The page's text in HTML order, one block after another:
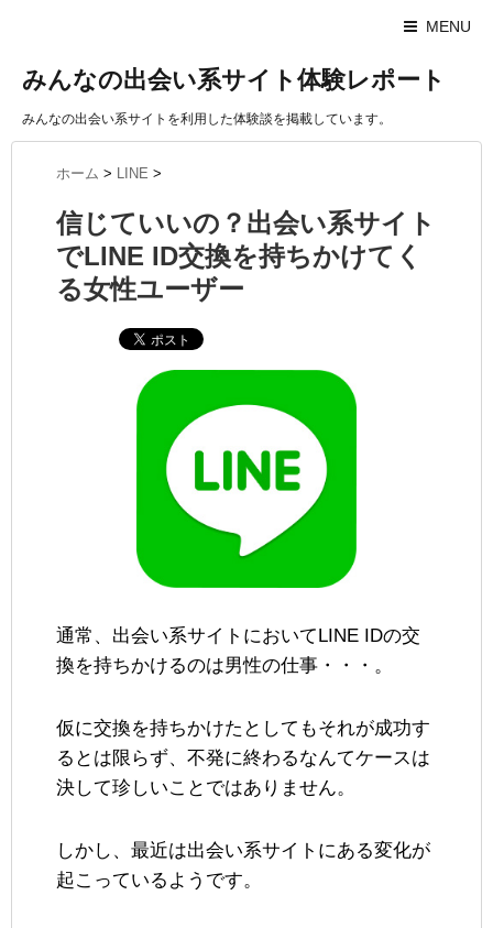
MENU
みんなの出会い系サイト体験レポート
みんなの出会い系サイトを利用した体験談を掲載しています。
ホーム > LINE >
信じていいの？出会い系サイト
でLINE ID交換を持ちかけてく
る女性ユーザー
通常、出会い系サイトにおいてLINE IDの交
換を持ちかけるのは男性の仕事・・・。
仮に交換を持ちかけたとしてもそれが成功す
るとは限らず、不発に終わるなんてケースは
決して珍しいことではありません。
しかし、最近は出会い系サイトにある変化が
起こっているようです。